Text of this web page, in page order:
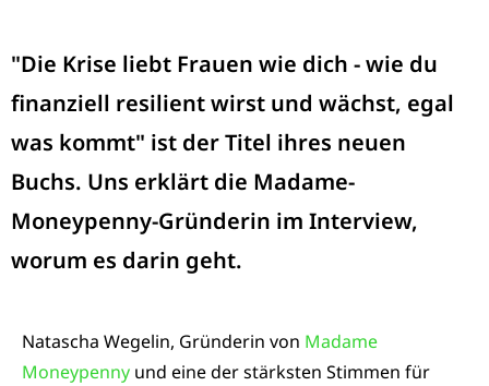
"Die Krise liebt Frauen wie dich - wie du
finanziell resilient wirst und wächst, egal
was kommt" ist der Titel ihres neuen
Buchs. Uns erklärt die Madame-
Moneypenny-Gründerin im Interview,
worum es darin geht.
Natascha Wegelin, Gründerin von Madame
Moneypenny und eine der stärksten Stimmen für